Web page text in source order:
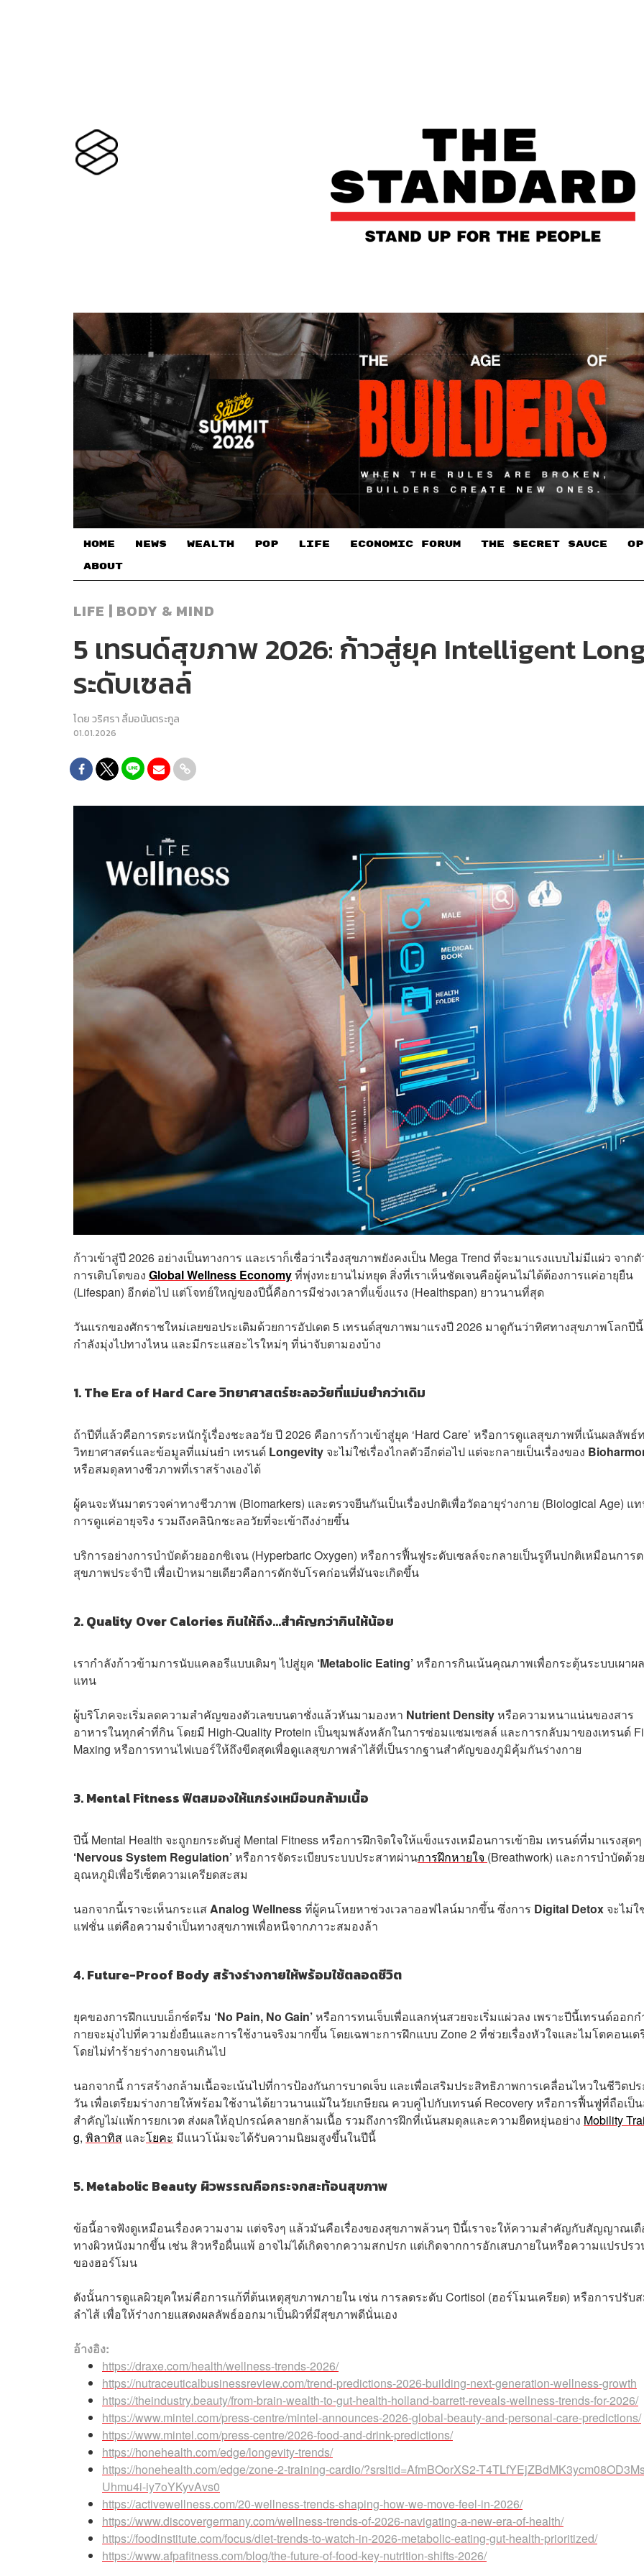
HOME NEWS WEALTH POP LIFE ECONOMIC FORUM THE SECRET SAUCE​
ABOUT
LIFE | BODY & MIND
5 เทรนด์สุขภาพ 2026: ก้าวสู่ยุค Intelligent
ระดับเซลล์
โดยวริศรา ลิ้มอนันตระกูล
01.01.2026
ก้าวเข้าสู่ปี 2026 อย่างเป็นทางการ และเราก็เชื่อว่าเรื่องสุขภาพยังคงเป็น Mega Trend ที่จะมาแรงแบบไม่มีแผ่ว จากตั
การเติบโตของ Global Wellness Economyที่พุ่งทะยานไม่หยุด สิ่งที่เราเห็นชัดเจนคือผู้คนไม่ได้ต้องการแค่อายุยืน
(Lifespan) อีกต่อไป แต่โจทย์ใหญ่ของปีนี้คือการมีช่วงเวลาที่แข็งแรง (Healthspan) ยาวนานที่สุด
วันแรกของศักราชใหม่เลยขอประเดิมด้วยการอัปเดต 5 เทรนด์สุขภาพมาแรงปี 2026 มาดูกันว่าทิศทางสุขภาพโลกปีนี้
กำลังมุ่งไปทางไหน และมีกระแสอะไรใหม่ๆ ที่น่าจับตามองบ้าง
1. The Era of Hard Care วิทยาศาสตร์ชะลอวัยที่แม่นยำกว่าเดิม
ถ้าปีที่แล้วคือการตระหนักรู้เรื่องชะลอวัย ปี 2026 คือการก้าวเข้าสู่ยุค ‘Hard Care’ หรือการดูแลสุขภาพที่เน้นผลลัพธ์
วิทยาศาสตร์และข้อมูลที่แม่นยำ เทรนด์ Longevity จะไม่ใช่เรื่องไกลตัวอีกต่อไป แต่จะกลายเป็นเรื่องของ
หรือสมดุลทางชีวภาพที่เราสร้างเองได้
ผู้คนจะหันมาตรวจค่าทางชีวภาพ (Biomarkers) และตรวจยีนกันเป็นเรื่องปกติเพื่อวัดอายุร่างกาย (Biological Age) แ
การดูแค่อายุจริง รวมถึงคลินิกชะลอวัยที่จะเข้าถึงง่ายขึ้น
บริการอย่างการบำบัดด้วยออกซิเจน (Hyperbaric Oxygen) หรือการฟื้นฟูระดับเซลล์จะกลายเป็นรูทีนปกติเหมือนการ
สุขภาพประจำปี เพื่อเป้าหมายเดียวคือการดักจับโรคก่อนที่มันจะเกิดขึ้น
2. Quality Over Calories กินให้ถึง…สำคัญกว่ากินให้น้อย
เรากำลังก้าวข้ามการนับแคลอรีแบบเดิมๆ ไปสู่ยุค ‘Metabolic Eating’หรือการกินเน้นคุณภาพเพื่อกระตุ้นระบบเผาผ
แทน
ผู้บริโภคจะเริ่มลดความสำคัญของตัวเลขบนตาชั่งแล้วหันมามองหา Nutrient Densityหรือความหนาแน่นของสาร
อาหารในทุกคำที่กิน โดยมี High-Quality Protein เป็นขุมพลังหลักในการซ่อมแซมเซลล์ และการกลับมาของเทรนด์
Maxing หรือการทานไฟเบอร์ให้ถึงขีดสุดเพื่อดูแลสุขภาพลำไส้ที่เป็นรากฐานสำคัญของภูมิคุ้มกันร่างกาย
3. Mental Fitness ฟิตสมองให้แกร่งเหมือนกล้ามเนื้อ
ปีนี้ Mental Health จะถูกยกระดับสู่ Mental Fitness หรือการฝึกจิตใจให้แข็งแรงเหมือนการเข้ายิม เทรนด์ที่มาแรงสุด
‘Nervous System Regulation’หรือการจัดระเบียบระบบประสาทผ่านการฝึกหายใจ (Breathwork) และการบำบัดด้วย
อุณหภูมิเพื่อรีเซ็ตความเครียดสะสม
นอกจากนี้เราจะเห็นกระแสAnalog Wellnessที่ผู้คนโหยหาช่วงเวลาออฟไลน์มากขึ้น ซึ่งการ Digital Detox จะไม่
แฟชั่น แต่คือความจำเป็นทางสุขภาพเพื่อหนีจากภาวะสมองล้า
4. Future-Proof Body สร้างร่างกายให้พร้อมใช้ตลอดชีวิต
ยุคของการฝึกแบบเอ็กซ์ตรีม ‘No Pain, No Gain’หรือการทนเจ็บเพื่อแลกหุ่นสวยจะเริ่มแผ่วลง เพราะปีนี้เทรนด์ออกก
กายจะมุ่งไปที่ความยั่งยืนและการใช้งานจริงมากขึ้น โดยเฉพาะการฝึกแบบ Zone 2 ที่ช่วยเรื่องหัวใจและไมโตคอนเด
โดยไม่ทำร้ายร่างกายจนเกินไป
นอกจากนี้ การสร้างกล้ามเนื้อจะเน้นไปที่การป้องกันการบาดเจ็บ และเพื่อเสริมประสิทธิภาพการเคลื่อนไหวในชีวิตปร
วัน เพื่อเตรียมร่างกายให้พร้อมใช้งานได้ยาวนานแม้ในวัยเกษียณ ควบคู่ไปกับเทรนด์ Recovery หรือการฟื้นฟูที่ถือเป็
สำคัญไม่แพ้การยกเวต ส่งผลให้อุปกรณ์คลายกล้ามเนื้อ รวมถึงการฝึกที่เน้นสมดุลและความยืดหยุ่นอย่าง Mobility
g, พิลาทิส และโยคะ มีแนวโน้มจะได้รับความนิยมสูงขึ้นในปีนี้
5. Metabolic Beauty ผิวพรรณคือกระจกสะท้อนสุขภาพ
ข้อนี้อาจฟังดูเหมือนเรื่องความงาม แต่จริงๆ แล้วมันคือเรื่องของสุขภาพล้วนๆ ปีนี้เราจะให้ความสำคัญกับสัญญาณเ
ทางผิวหนังมากขึ้น เช่น สิวหรือผื่นแพ้ อาจไม่ได้เกิดจากความสกปรก แต่เกิดจากการอักเสบภายในหรือความแปรปร
ของฮอร์โมน
ดังนั้นการดูแลผิวยุคใหม่คือการแก้ที่ต้นเหตุสุขภาพภายใน เช่น การลดระดับ Cortisol (ฮอร์โมนเครียด) หรือการปรับ
ลำไส้ เพื่อให้ร่างกายแสดงผลลัพธ์ออกมาเป็นผิวที่มีสุขภาพดีนั่นเอง
อ้างอิง:
https://draxe.com/health/wellness-trends-2026/
https://nutraceuticalbusinessreview.com/trend-predictions-2026-building-next-generation-wellness-growth
https://theindustry.beauty/from-brain-wealth-to-gut-health-holland-barrett-reveals-wellness-trends-for-2026/
https://www.mintel.com/press-centre/mintel-announces-2026-global-beauty-and-personal-care-predictions/
https://www.mintel.com/press-centre/2026-food-and-drink-predictions/
https://honehealth.com/edge/longevity-trends/
https://honehealth.com/edge/zone-2-training-cardio/?srsltid=AfmBOorXS2-
Uhmu4i-iy7oYKyvAvs0
https://activewellness.com/20-wellness-trends-shaping-how-we-move-feel-in-2026/
https://www.discovergermany.com/wellness-trends-of-2026-navigating-a-new-era-of-health/
https://foodinstitute.com/focus/diet-trends-to-watch-in-2026-metabolic-eating-gut-health-prioritized/
https://www.afpafitness.com/blog/the-future-of-food-key-nutrition-shifts-2026/